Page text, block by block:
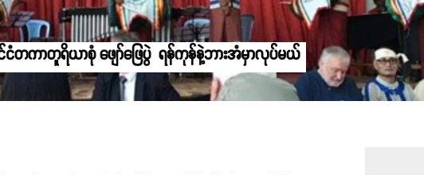
တကာတူရိယာစုံ ဖျော်ဖြေပွဲ ရန်ကုန်နဲ့ဘားအံမှာလုပ်မယ်